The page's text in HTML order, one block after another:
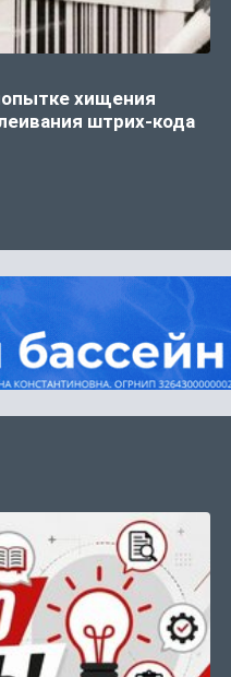
хищения
штрих-кода